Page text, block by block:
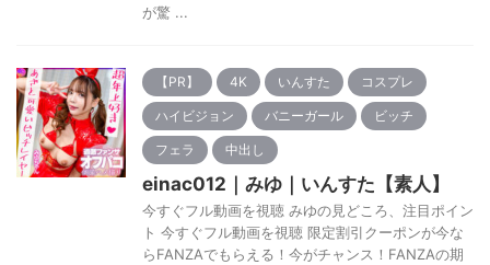
が驚 ...
【PR】 4K いんすた コスプレ
ハイビジョン バニーガール ビッチ
フェラ 中出し
einac012｜みゆ｜いんすた【素人】
今すぐフル動画を視聴 みゆの見どころ、注目ポイン
ト 今すぐフル動画を視聴 限定割引クーポンが今な
らFANZAでもらえる！今がチャンス！FANZAの期